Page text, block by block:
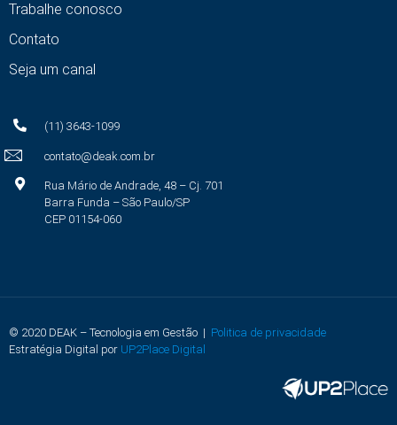
Trabalhe conosco
Contato
Seja um canal
(11) 3643-1099
contato@deak.com.br
Rua Mário de Andrade, 48 – Cj. 701
Barra Funda – São Paulo/SP
CEP 01154-060
© 2020 DEAK – Tecnologia em Gestão | Politica de privacidade
Estratégia Digital por UP2Place Digital